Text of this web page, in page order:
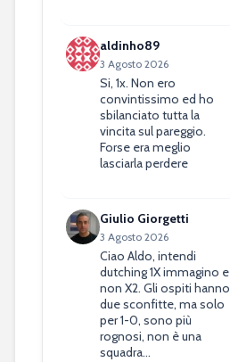
aldinho89
3 Agosto 2026
Si, 1x. Non ero
convintissimo ed ho
sbilanciato tutta la
vincita sul pareggio.
Forse era meglio
lasciarla perdere
Giulio Giorgetti
3 Agosto 2026
Ciao Aldo, intendi
dutching 1X immagino e
non X2. Gli ospiti hanno
due sconfitte, ma solo
per 1-0, sono più
rognosi, non è una
squadra…